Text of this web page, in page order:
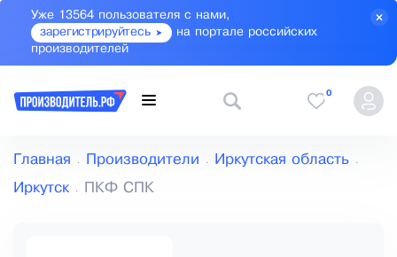
Уже 13564 пользователя с нами,
зарегистрируйтесь
на портале российских
производителей
0
Главная Производители Иркутская область
Иркутск ПКФ СПК